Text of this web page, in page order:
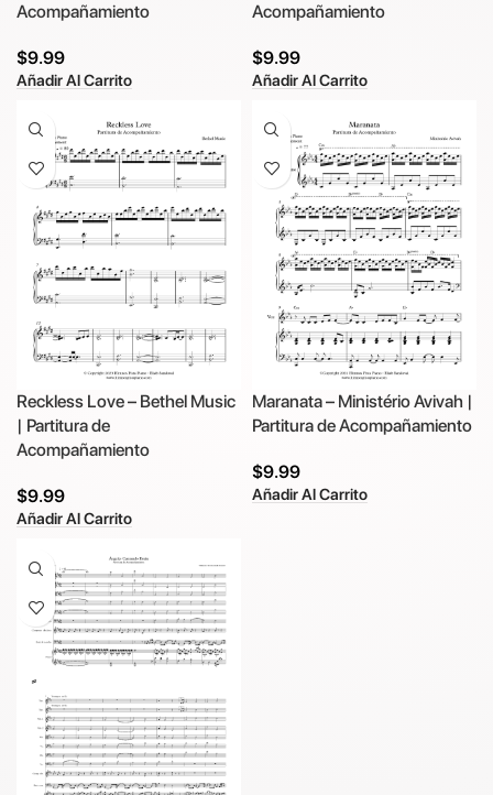
Acompañamiento
$9.99
Añadir Al Carrito
Acompañamiento
$9.99
Añadir Al Carrito
Reckless Love – Bethel Music
| Partitura de
Acompañamiento
$9.99
Añadir Al Carrito
Maranata – Ministério Avivah |
Partitura de Acompañamiento
$9.99
Añadir Al Carrito